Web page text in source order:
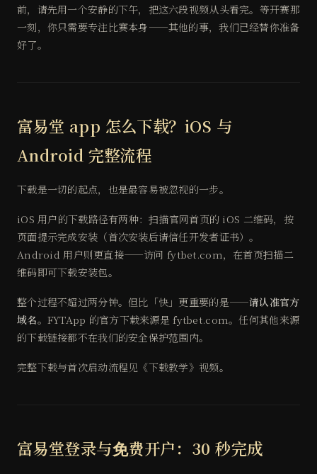
前，请先用一个安静的下午，把这六段视频从头看完。等开赛那
一刻，你只需要专注比赛本身——其他的事，我们已经替你准备
好了。
富易堂 app 怎么下载？iOS 与
Android 完整流程
下载是一切的起点，也是最容易被忽视的一步。
iOS 用户的下载路径有两种：扫描官网首页的 iOS 二维码，按
页面提示完成安装（首次安装后请信任开发者证书）。
Android 用户则更直接——访问 fytbet.com，在首页扫描二
维码即可下载安装包。
整个过程不超过两分钟。但比「快」更重要的是——请认准官方
域名。FYTApp 的官方下载来源是 fytbet.com。任何其他来源
的下载链接都不在我们的安全保护范围内。
完整下载与首次启动流程见《下载教学》视频。
富易堂登录与免费开户：30 秒完成